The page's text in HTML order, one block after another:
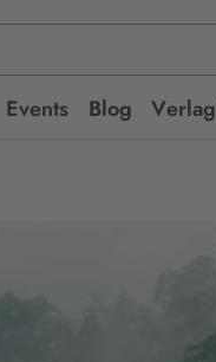
Events Blog Verlag